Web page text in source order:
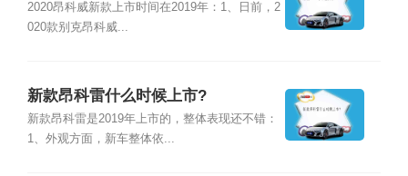
2020昂科威新款上市时间在2019年：1、日前，2
020款别克昂科威...
新款昂科雷什么时候上市?
新款昂科雷是2019年上市的，整体表现还不错：
1、外观方面，新车整体依...